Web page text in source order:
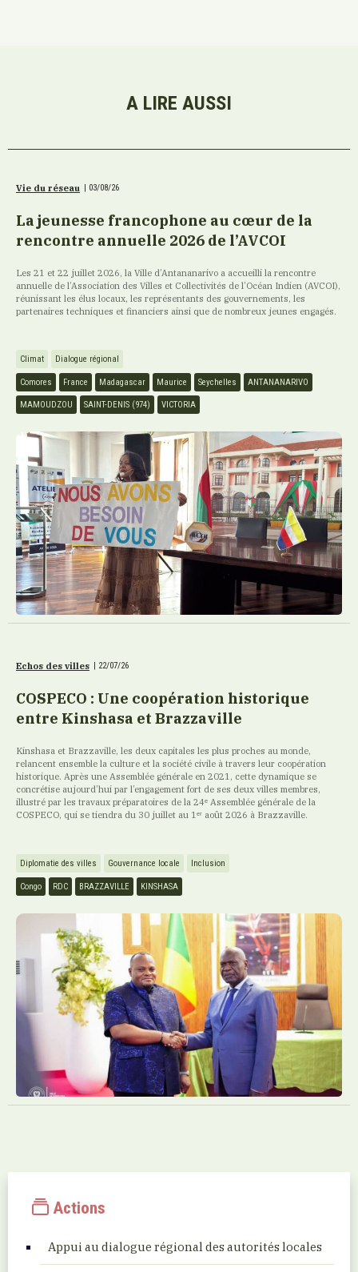
A LIRE AUSSI
Vie du réseau | 03/08/26
La jeunesse francophone au cœur de la
rencontre annuelle 2026 de l’AVCOI
Les 21 et 22 juillet 2026, la Ville d’Antananarivo a accueilli la rencontre
annuelle de l’Association des Villes et Collectivités de l’Océan Indien (AVCOI),
réunissant les élus locaux, les représentants des gouvernements, les
partenaires techniques et financiers ainsi que de nombreux jeunes engagés.
Climat Dialogue régional
Comores France Madagascar Maurice Seychelles ANTANANARIVO
MAMOUDZOU SAINT-DENIS (974) VICTORIA
Echos des villes 22/07/26
COSPECO : Une coopération historique
entre Kinshasa et Brazzaville
Kinshasa et Brazzaville, les deux capitales les plus proches au monde,
relancent ensemble la culture et la société civile à travers leur coopération
historique. Après une Assemblée générale en 2021, cette dynamique se
concrétise aujourd’hui par l’engagement fort de ses deux villes membres,
illustré par les travaux préparatoires de la 24ᵉ Assemblée générale de la
COSPECO, qui se tiendra du 30 juillet au 1ᵉʳ août 2026 à Brazzaville.
Diplomatie des villes Gouvernance locale Inclusion
Congo RDC BRAZZAVILLE KINSHASA
Actions
Appui au dialogue régional des autorités locales